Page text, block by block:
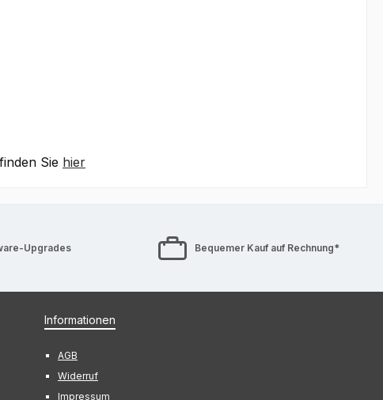
Sie hier
Upgrades Bequemer Kauf auf Rechnung*
Informationen
AGB
Widerruf
Impressum